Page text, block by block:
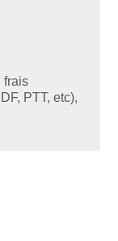
frais
PTT, etc),